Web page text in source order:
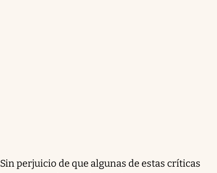
Sin perjuicio de que algunas de estas críticas